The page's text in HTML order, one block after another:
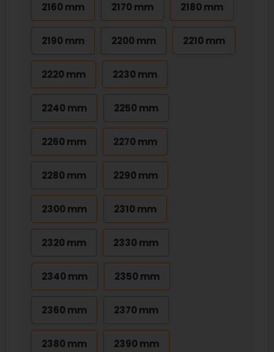
2160 mm 2170 mm 2180 mm
2190 mm 2200 mm 2210 mm
2220 mm 2230 mm
2240 mm 2250 mm
2260 mm 2270 mm
2280 mm 2290 mm
2300 mm 2310 mm
2320 mm 2330 mm
2340 mm 2350 mm
2360 mm 2370 mm
2380 mm 2390 mm